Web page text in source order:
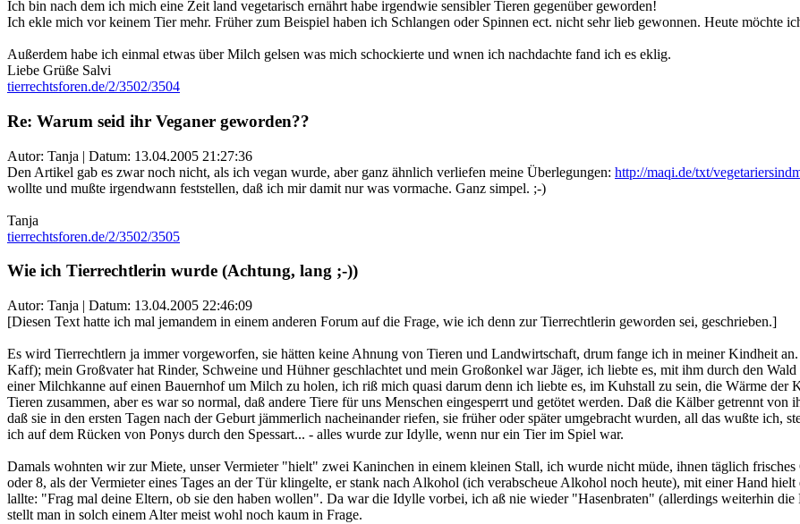
Ich bin nach dem ich mich eine Zeit land vegetarisch ernährt habe irgendwie sensibler Tieren gegenüber geworden!
Ich ekle mich vor keinem Tier mehr. Früher zum Beispiel haben ich Schlangen oder Spinnen ect. nicht sehr lieb gewonnen. Heute möchte
Außerdem habe ich einmal etwas über Milch gelsen was mich schockierte und wnen ich nachdachte fand ich es eklig.
Liebe Grüße Salvi
tierrechtsforen.de/2/3502/3504
Re: Warum seid ihr Veganer geworden??
Autor: Tanja | Datum: 13.04.2005 21:27:36
Den Artikel gab es zwar noch nicht, als ich vegan wurde, aber ganz ähnlich verliefen meine Überlegungen: http://maqi.de/txt/
wollte und mußte irgendwann feststellen, daß ich mir damit nur was vormache. Ganz simpel. ;-)
Tanja
tierrechtsforen.de/2/3502/3505
Wie ich Tierrechtlerin wurde (Achtung, lang ;-))
Autor: Tanja | Datum: 13.04.2005 22:46:09
[Diesen Text hatte ich mal jemandem in einem anderen Forum auf die Frage, wie ich denn zur Tierrechtlerin geworden sei, geschrieben.]
Es wird Tierrechtlern ja immer vorgeworfen, sie hätten keine Ahnung von Tieren und Landwirtschaft, drum fange ich in meiner Kindheit
Kaff); mein Großvater hat Rinder, Schweine und Hühner geschlachtet und mein Großonkel war Jäger, ich liebte es, mit ihm durch den
einer Milchkanne auf einen Bauernhof um Milch zu holen, ich riß mich quasi darum denn ich liebte es, im Kuhstall zu sein, die Wärme der
Tieren zusammen, aber es war so normal, daß andere Tiere für uns Menschen eingesperrt und getötet werden. Daß die Kälber getrennt
daß sie in den ersten Tagen nach der Geburt jämmerlich nacheinander riefen, sie früher oder später umgebracht wurden, all das wußte ich,
ich auf dem Rücken von Ponys durch den Spessart... - alles wurde zur Idylle, wenn nur ein Tier im Spiel war.
Damals wohnten wir zur Miete, unser Vermieter "hielt" zwei Kaninchen in einem kleinen Stall, ich wurde nicht müde, ihnen täglich
oder 8, als der Vermieter eines Tages an der Tür klingelte, er stank nach Alkohol (ich verabscheue Alkohol noch heute), mit einer Hand
lallte: "Frag mal deine Eltern, ob sie den haben wollen". Da war die Idylle vorbei, ich aß nie wieder "Hasenbraten" (allerdings weiterhin
stellt man in solch einem Alter meist wohl noch kaum in Frage.